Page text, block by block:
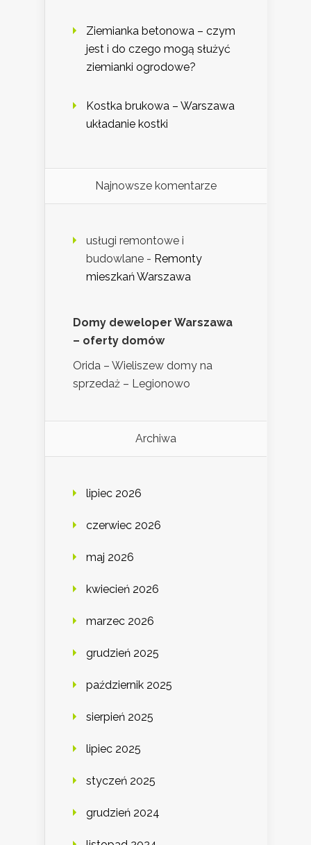
Ziemianka betonowa – czym
jest i do czego mogą służyć
ziemianki ogrodowe?
Kostka brukowa – Warszawa
układanie kostki
Najnowsze komentarze
usługi remontowe i
budowlane - Remonty
mieszkań Warszawa
Domy deweloper Warszawa
– oferty domów
Orida – Wieliszew domy na
sprzedaż – Legionowo
Archiwa
lipiec 2026
czerwiec 2026
maj 2026
kwiecień 2026
marzec 2026
grudzień 2025
październik 2025
sierpień 2025
lipiec 2025
styczeń 2025
grudzień 2024